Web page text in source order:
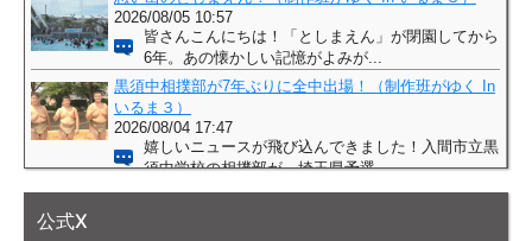
公式X